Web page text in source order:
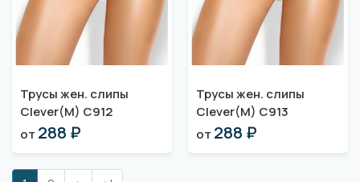
Трусы жен. слипы
Clever(M) C912
от 288 ₽
Трусы жен. слипы
Clever(M) C913
от 288 ₽